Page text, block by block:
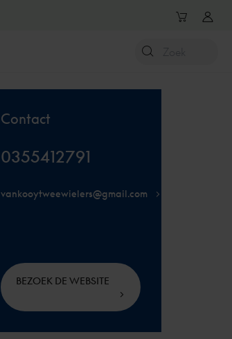
Contact
0355412791
vankooytweewielers@gmail.com
BEZOEK DE WEBSITE